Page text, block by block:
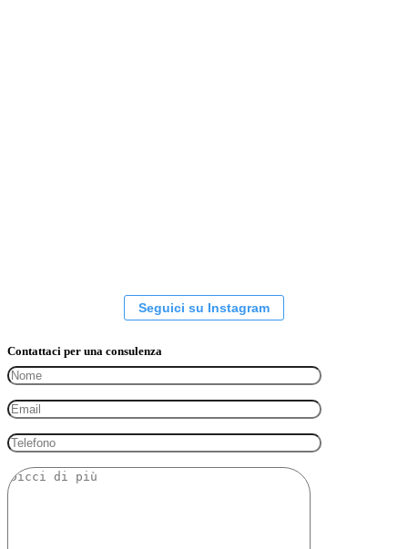
Seguici su Instagram
Contattaci per una consulenza